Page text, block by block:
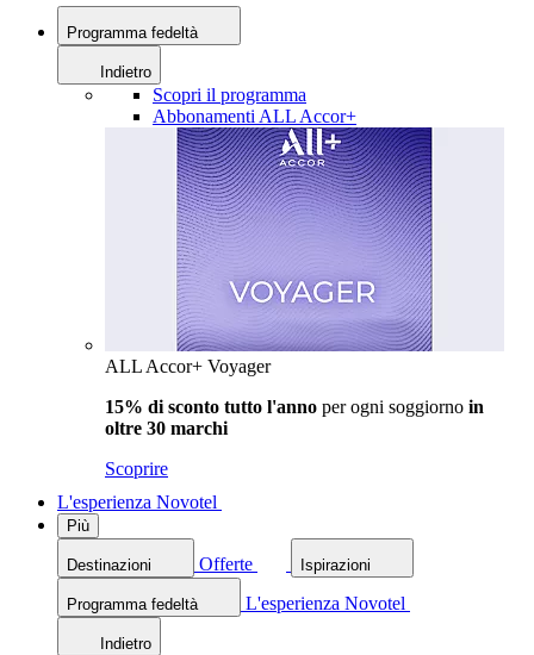
Programma fedeltà
Indietro
Scopri il programma
Abbonamenti ALL Accor+
ALL Accor+ Voyager
15% di sconto tutto l'anno per ogni soggiorno in
oltre 30 marchi
Scoprire
L'esperienza Novotel
Più
Destinazioni Offerte Ispirazioni
Programma fedeltà L'esperienza Novotel
Indietro